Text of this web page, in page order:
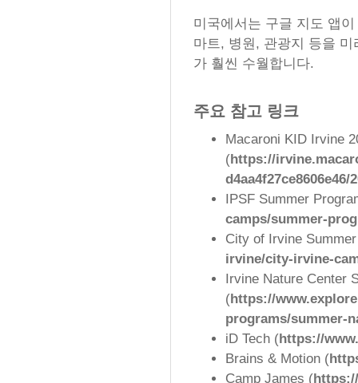
미국에서는 구글 지도 앱
마트, 병원, 관광지 등을
가 훨씬 수월합니다.
주요 참고 링크
Macaroni KID Irvine
(https://
IPSF Summer
camps/summer-
City of Irvine
irvine/city-irvine-
Irvine Nature Center
(https://
programs/summer-
iD Tech (https://
Brains & Motion (
Camp James (